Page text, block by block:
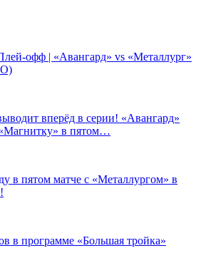
офф | «Авангард» vs «Металлург»
вперёд в серии! «Авангард»
в пятом…
в пятом матче с «Металлургом» в
в программе «Большая тройка»